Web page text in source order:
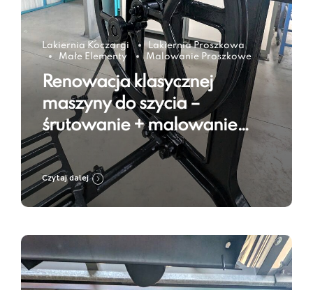
Lakiernia Koczargi
Lakiernia Proszkowa
Małe Elementy
Malowanie Proszkowe
Renowacja klasycznej
maszyny do szycia –
śrutowanie + malowanie
proszkowe w kolorze Jet
Black RAL 9005
Czytaj dalej